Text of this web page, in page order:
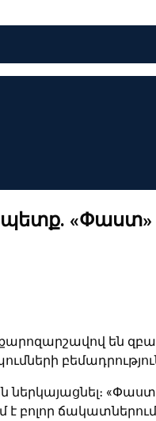
պետք. «Փաստ»
են
է բոլոր